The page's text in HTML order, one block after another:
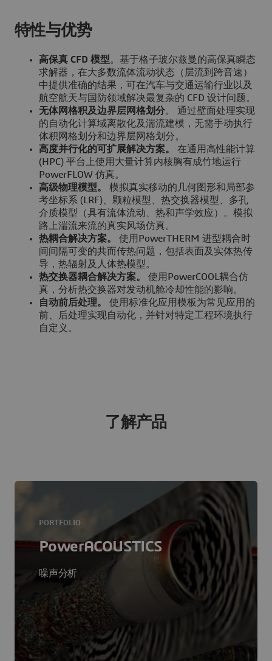
特性与优势
高保真 CFD 模型。基于格子玻尔兹曼的高保真瞬态
求解器，在大多数流体流动状态（层流到跨音速）
中提供准确的结果，可在汽车与交通运输行业以及
航空航天与国防领域解决最复杂的 CFD 设计问题。
无体网格积及边界层网格划分。 通过壁面处理实现
的自动化计算域离散化及湍流建模，无需手动执行
体积网格划分和边界层网格划分。
高度并行化的可扩展解决方案。 在通用高性能计算
(HPC) 平台上使用大量计算内核胸有成竹地运行
PowerFLOW 仿真。
高级物理模型。 模拟真实移动的几何图形和局部参
考坐标系 (LRF)、颗粒模型、热交换器模型、多孔
介质模型（具有流体流动、热和声学效应）。模拟
路上湍流来流的真实风场仿真。
热耦合解决方案。 使用PowerTHERM 进型耦合时
间间隔可变的共而传热问题，包括表面及实体热传
导，热辐射及人体热模型。
热交换器耦合解决方案。 使用PowerCOOL耦合仿
真，分析热交换器对发动机舱冷却性能的影响。
自动前后处理。 使用标准化应用模板为常见应用的
前、后处理实现自动化，并针对特定工程环境执行
自定义。
了解产品
PORTFOLIO
PowerACOUSTICS
噪声分析